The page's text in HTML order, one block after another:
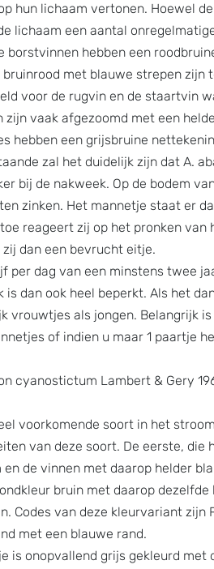
hun lichaam vertonen. Hoewel
lichaam een aantal
borstvinnen hebben een
met blauwe strepen zijn
voor de rugvin en de staartvin
zijn vaak afgezoomd met een
hebben een grijsbruine
zal het duidelijk zijn dat A.
bij de nakweek. Op de bodem
zinken. Het mannetje staat er
reageert zij op het pronken
dan een bevrucht eitje.
per dag van een minstens twee
is dan ook heel beperkt. Als het
vrouwtjes als jongen. Belangrijk
of indien u maar 1 paartje
cyanostictum Lambert & Gery
voorkomende soort in het
van deze soort. De eerste,
en de vinnen met daarop helder
bruin met daarop
Codes van deze kleurvariant zijn
met een blauwe rand.
is onopvallend grijs gekleurd met